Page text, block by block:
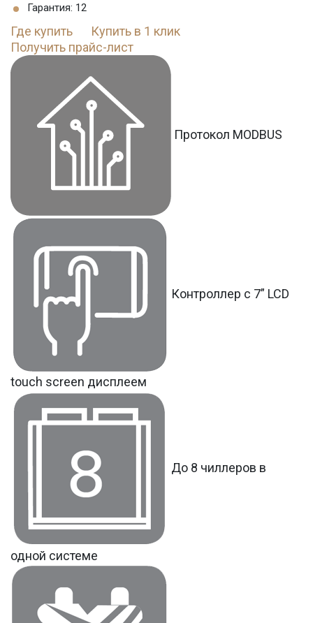
Гарантия: 12
Где купить
Купить в 1 клик
Получить прайс-лист
Протокол MODBUS
Контроллер с 7” LCD
touch screen дисплеем
До 8 чиллеров в
одной системе